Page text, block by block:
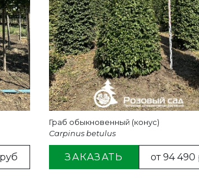
Граб обыкновенный (конус)
Carpinus betulus
ЗАКАЗАТЬ от 94 490